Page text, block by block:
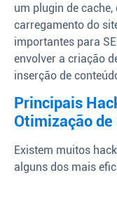
um plugin de
carregamento do
importantes para
envolver a criação
inserção de
Principais
Otimização
Existem muitos
alguns dos mais